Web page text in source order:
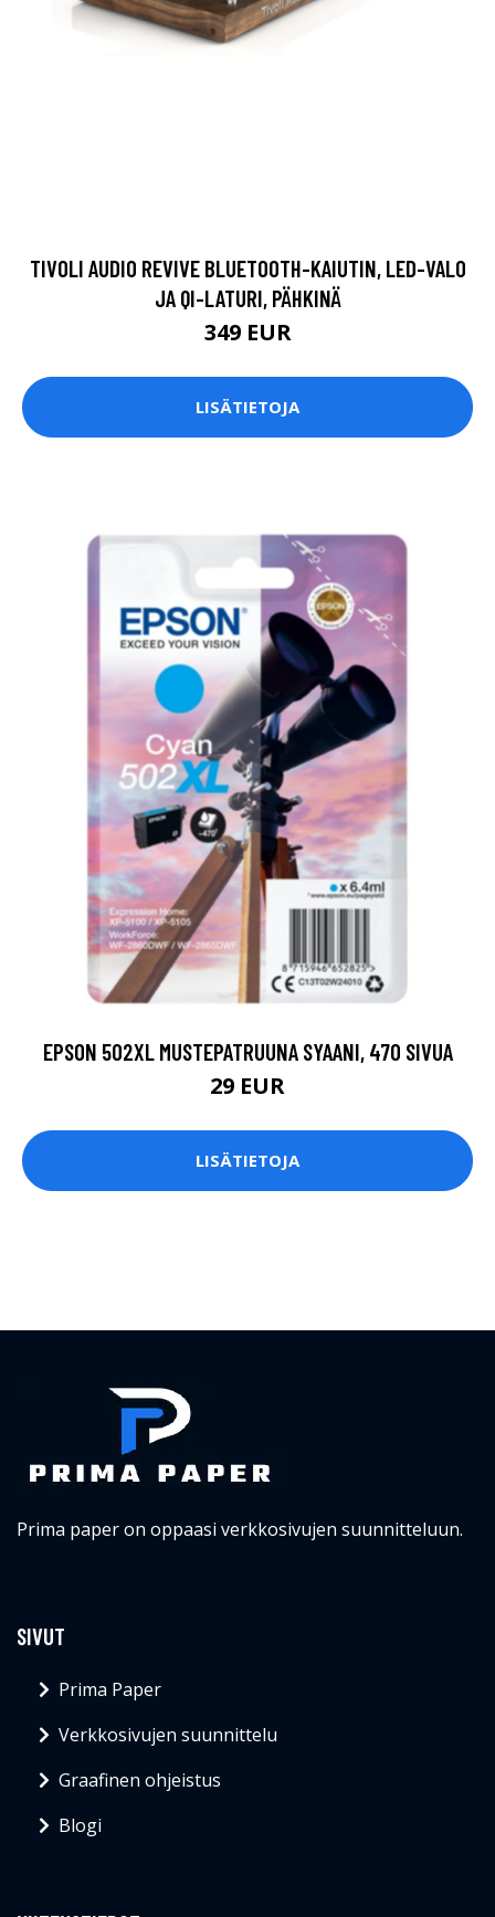
TIVOLI AUDIO REVIVE BLUETOOTH-KAIUTIN, LED-VALO
JA QI-LATURI, PÄHKINÄ
349 EUR
LISÄTIETOJA
EPSON 502XL MUSTEPATRUUNA SYAANI, 470 SIVUA
29 EUR
LISÄTIETOJA
Prima paper on oppaasi verkkosivujen suunnitteluun.
SIVUT
Prima Paper
Verkkosivujen suunnittelu
Graafinen ohjeistus
Blogi